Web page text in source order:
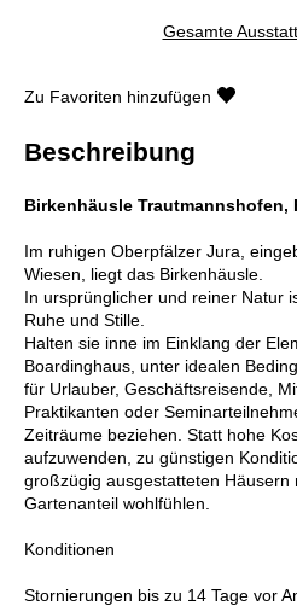
Gesamte
Zu Favoriten hinzufügen
Beschreibung
Birkenhäusle Trautmannshofen,
Im ruhigen Oberpfälzer Jura,
Wiesen, liegt das Birkenhäusle.
In ursprünglicher und reiner Natur
Ruhe und Stille.
Halten sie inne im Einklang der
Boardinghaus, unter idealen
für Urlauber, Geschäftsreisende,
Praktikanten oder
Zeiträume beziehen. Statt hohe
aufzuwenden, zu günstigen
großzügig ausgestatteten Häusern
Gartenanteil wohlfühlen.
Konditionen
Stornierungen bis zu 14 Tage vor